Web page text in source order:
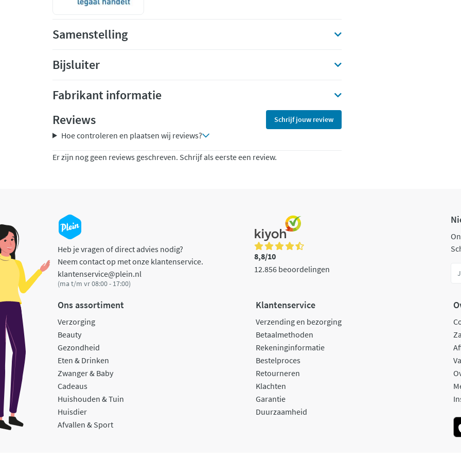
Samenstelling
Bijsluiter
Fabrikant informatie
Reviews
Schrijf jouw review
Hoe controleren en plaatsen wij reviews?
Er zijn nog geen reviews geschreven. Schrijf als eerste een review.
Heb je vragen of direct advies nodig?
Neem contact op met onze klantenservice.
klantenservice@plein.nl
(ma t/m vr 08:00 - 17:00)
8,8/10
12.856 beoordelingen
Ons assortiment
Verzorging
Beauty
Gezondheid
Eten & Drinken
Zwanger & Baby
Cadeaus
Huishouden & Tuin
Huisdier
Afvallen & Sport
Klantenservice
Verzending en bezorging
Betaalmethoden
Rekeninginformatie
Bestelproces
Retourneren
Klachten
Garantie
Duurzaamheid